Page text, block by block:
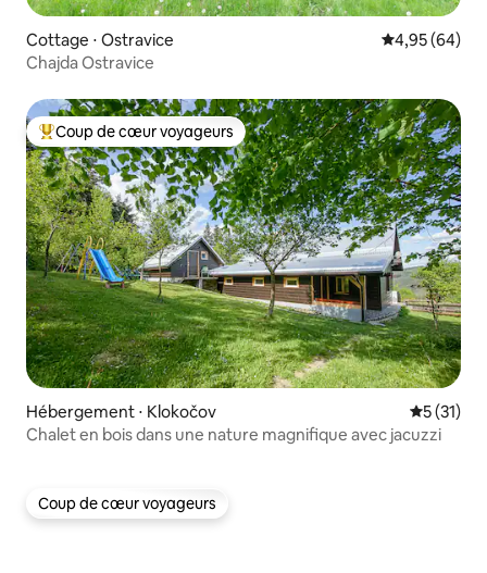
Cottage ⋅ Ostravice Évaluation
4,95 (64)
Chajda Ostravice
Coups de cœur voyageurs les plus appréciés
Coup de cœur voyageurs
Hébergement ⋅ Klokočov
5 (31)
Chalet en bois dans une nature magnifique avec jacuzzi
Coup de cœur voyageurs
Coup de cœur voyageurs